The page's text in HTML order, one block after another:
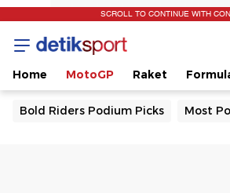
SCROLL TO CONTINUE WITH
Home MotoGP Raket
Bold Riders Podium Picks Most